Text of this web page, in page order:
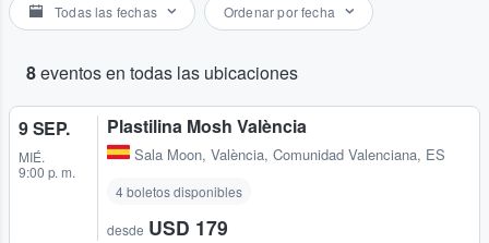
Todas las fechas Ordenar por fecha
8eventos en todas las ubicaciones
9 SEP.
MIÉ.
9:00 p. m.
Plastilina Mosh València
Sala Moon, València, Comunidad Valenciana, ES
4 boletos disponibles
desde USD 179